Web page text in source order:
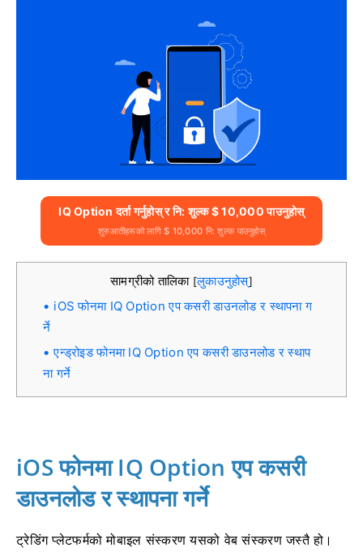
IQ Option दर्ता गर्नुहोस् र नि: शुल्क $ 10,000 पाउनुहोस्
शुरुआतीहरूको लागि $ 10,000 नि: शुल्क पाउनुहोस्
सामग्रीको तालिका [लुकाउनुहोस्]
iOS फोनमा IQ Option एप कसरी डाउनलोड र स्थापना ग
र्ने
एन्ड्रोइड फोनमा IQ Option एप कसरी डाउनलोड र स्थाप
ना गर्ने
iOS फोनमा IQ Option एप कसरी
डाउनलोड र स्थापना गर्ने
ट्रेडिंग प्लेटफर्मको मोबाइल संस्करण यसको वेब संस्करण जस्तै हो।